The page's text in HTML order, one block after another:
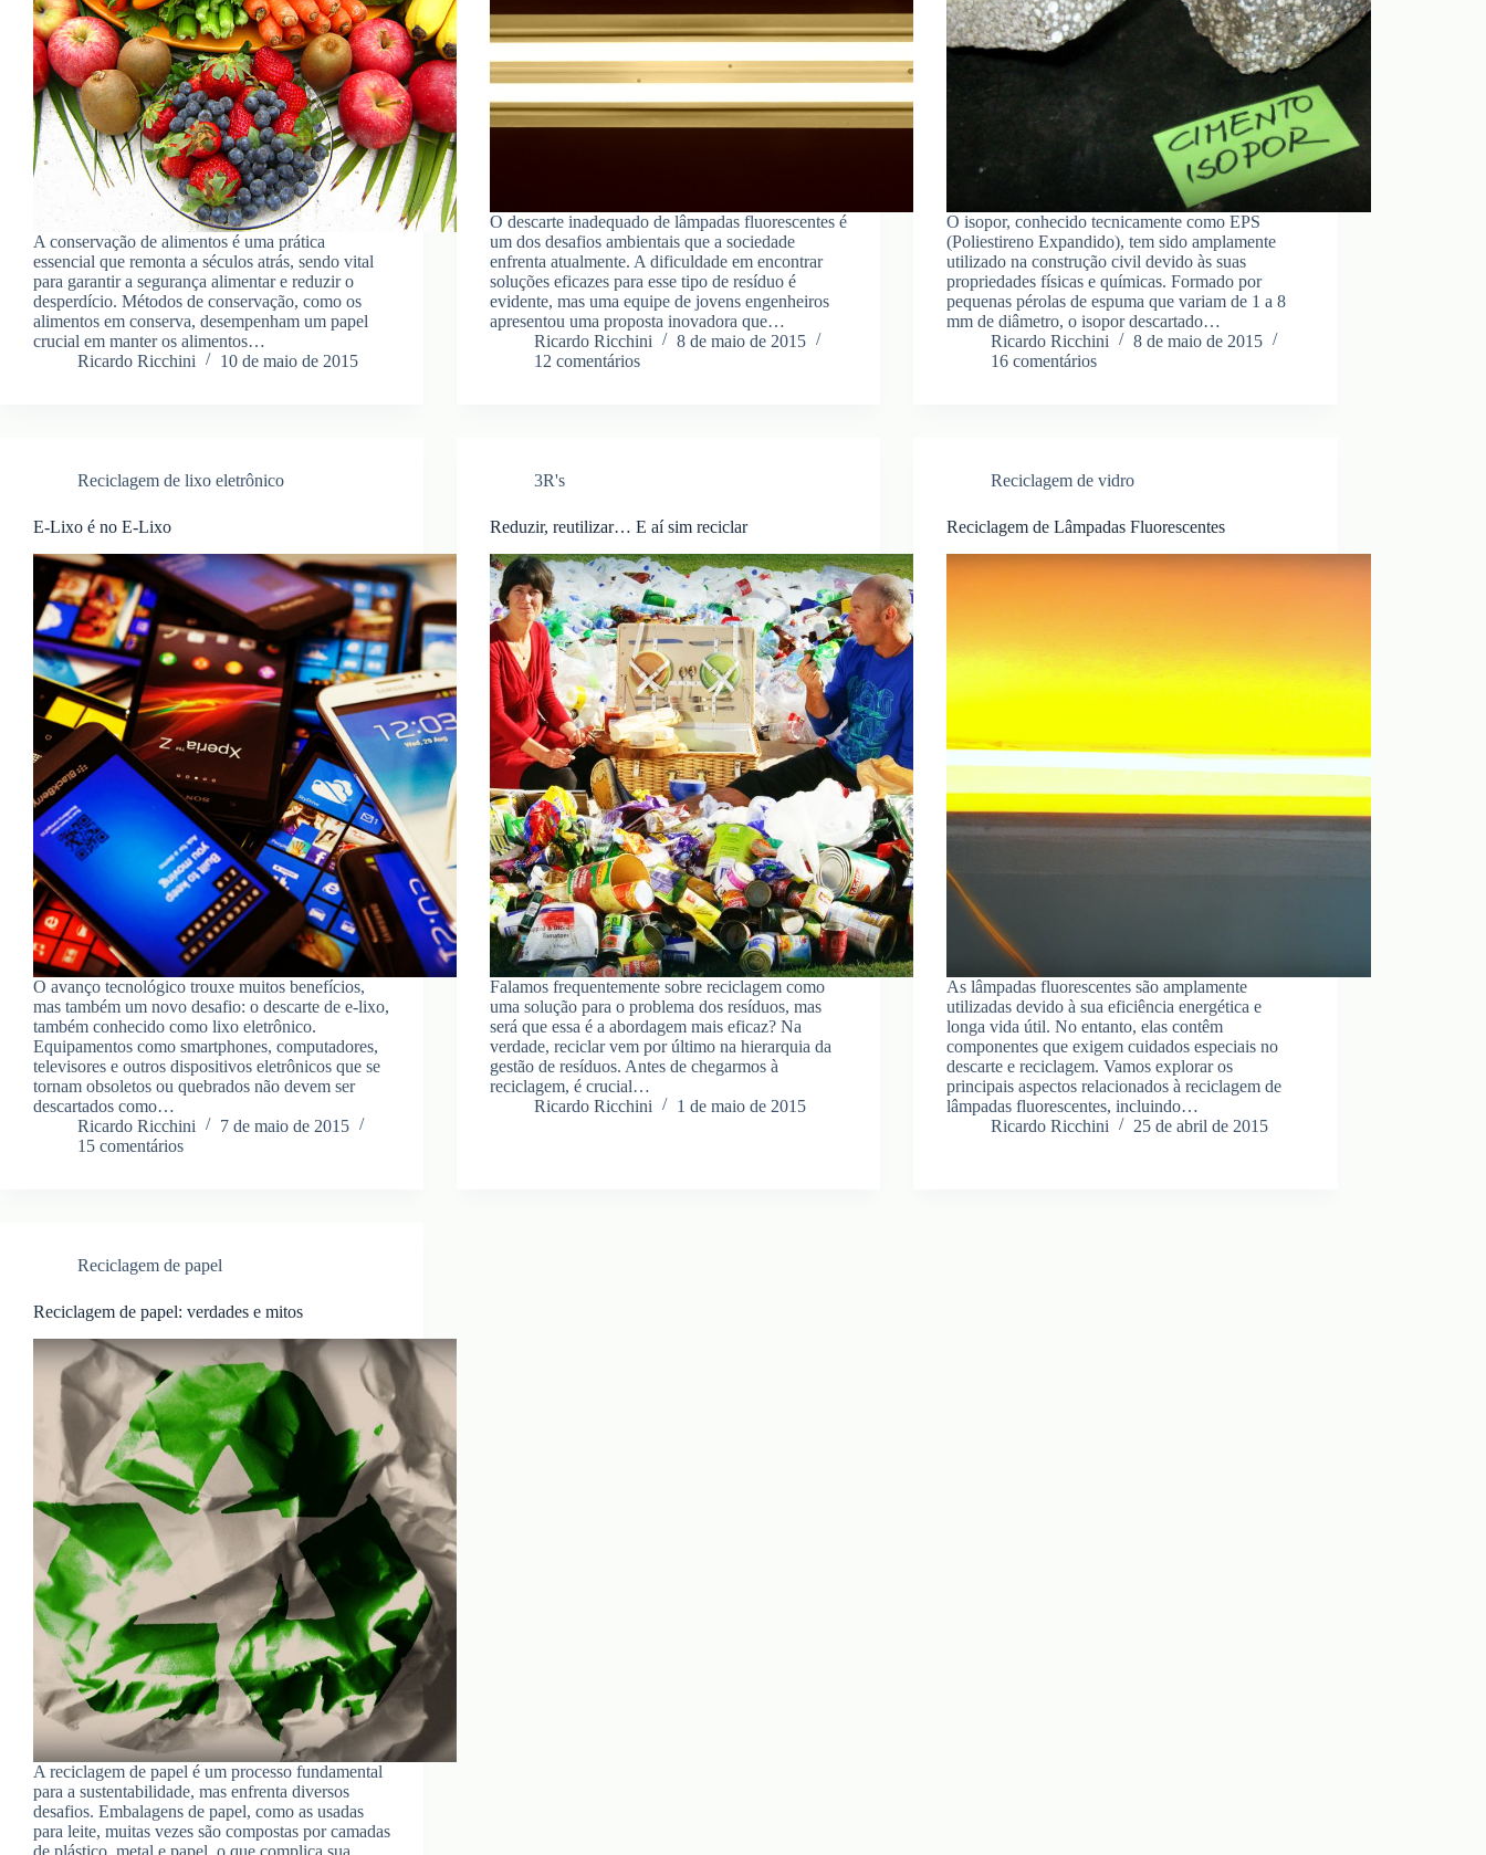
A conservação de alimentos é uma prática
essencial que remonta a séculos atrás, sendo vital
para garantir a segurança alimentar e reduzir o
desperdício. Métodos de conservação, como os
alimentos em conserva, desempenham um papel
crucial em manter os alimentos…
Ricardo Ricchini
10 de maio de 2015
O descarte inadequado de lâmpadas fluorescentes é
um dos desafios ambientais que a sociedade
enfrenta atualmente. A dificuldade em encontrar
soluções eficazes para esse tipo de resíduo é
evidente, mas uma equipe de jovens engenheiros
apresentou uma proposta inovadora que…
Ricardo Ricchini
8 de maio de 2015
12 comentários
O isopor, conhecido tecnicamente como EPS
(Poliestireno Expandido), tem sido amplamente
utilizado na construção civil devido às suas
propriedades físicas e químicas. Formado por
pequenas pérolas de espuma que variam de 1 a 8
mm de diâmetro, o isopor descartado…
Ricardo Ricchini
8 de maio de 2015
16 comentários
Reciclagem de lixo eletrônico
E-Lixo é no E-Lixo
O avanço tecnológico trouxe muitos benefícios,
mas também um novo desafio: o descarte de e-lixo,
também conhecido como lixo eletrônico.
Equipamentos como smartphones, computadores,
televisores e outros dispositivos eletrônicos que se
tornam obsoletos ou quebrados não devem ser
descartados como…
Ricardo Ricchini
7 de maio de 2015
15 comentários
3R's
Reduzir, reutilizar… E aí sim reciclar
Falamos frequentemente sobre reciclagem como
uma solução para o problema dos resíduos, mas
será que essa é a abordagem mais eficaz? Na
verdade, reciclar vem por último na hierarquia da
gestão de resíduos. Antes de chegarmos à
reciclagem, é crucial…
Ricardo Ricchini
1 de maio de 2015
Reciclagem de vidro
Reciclagem de Lâmpadas Fluorescentes
As lâmpadas fluorescentes são amplamente
utilizadas devido à sua eficiência energética e
longa vida útil. No entanto, elas contêm
componentes que exigem cuidados especiais no
descarte e reciclagem. Vamos explorar os
principais aspectos relacionados à reciclagem de
lâmpadas fluorescentes, incluindo…
Ricardo Ricchini
25 de abril de 2015
Reciclagem de papel
Reciclagem de papel: verdades e mitos
A reciclagem de papel é um processo fundamental
para a sustentabilidade, mas enfrenta diversos
desafios. Embalagens de papel, como as usadas
para leite, muitas vezes são compostas por camadas
de plástico, metal e papel, o que complica sua